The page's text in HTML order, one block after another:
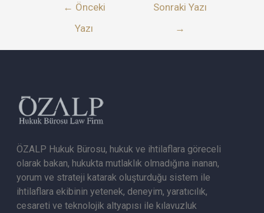
← Önceki
Yazı
Sonraki Yazı
→
ÖZALP Hukuk Bürosu, hukuk ve ihtilaflara göreceli
olarak bakan, hukukta mutlaklık olmadığına inanan,
yorum ve strateji katarak oluşturduğu sistem ile
ihtilaflara ekibinin yetenek, deneyim, yaratıcılık,
cesareti ve teknolojik altyapısı ile kılavuzluk